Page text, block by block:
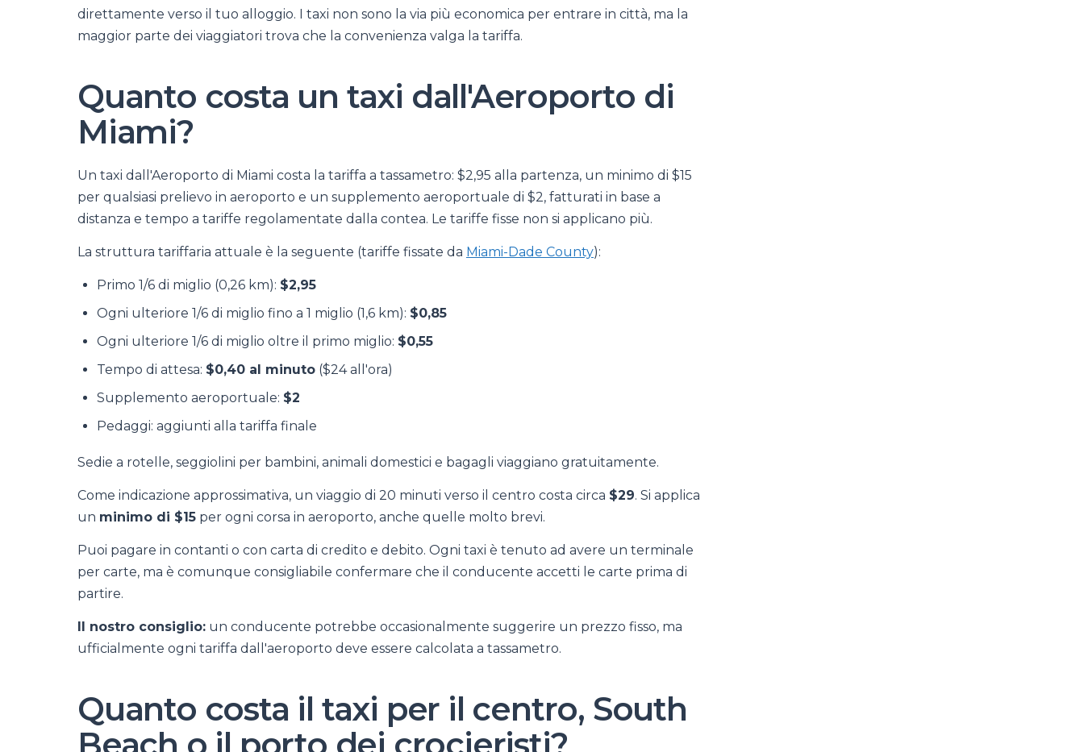
direttamente verso il tuo alloggio. I taxi non sono la via più economica per entrare in città, ma la
maggior parte dei viaggiatori trova che la convenienza valga la tariffa.
Quanto costa un taxi dall'Aeroporto di
Miami?
Un taxi dall'Aeroporto di Miami costa la tariffa a tassametro: $2,95 alla partenza, un minimo di $15
per qualsiasi prelievo in aeroporto e un supplemento aeroportuale di $2, fatturati in base a
distanza e tempo a tariffe regolamentate dalla contea. Le tariffe fisse non si applicano più.
La struttura tariffaria attuale è la seguente (tariffe fissate da Miami-Dade County):
Primo 1/6 di miglio (0,26 km): $2,95
Ogni ulteriore 1/6 di miglio fino a 1 miglio (1,6 km): $0,85
Ogni ulteriore 1/6 di miglio oltre il primo miglio: $0,55
Tempo di attesa: $0,40 al minuto ($24 all'ora)
Supplemento aeroportuale: $2
Pedaggi: aggiunti alla tariffa finale
Sedie a rotelle, seggiolini per bambini, animali domestici e bagagli viaggiano gratuitamente.
Come indicazione approssimativa, un viaggio di 20 minuti verso il centro costa circa $29. Si applica
un minimo di $15 per ogni corsa in aeroporto, anche quelle molto brevi.
Puoi pagare in contanti o con carta di credito e debito. Ogni taxi è tenuto ad avere un terminale
per carte, ma è comunque consigliabile confermare che il conducente accetti le carte prima di
partire.
Il nostro consiglio: un conducente potrebbe occasionalmente suggerire un prezzo fisso, ma
ufficialmente ogni tariffa dall'aeroporto deve essere calcolata a tassametro.
Quanto costa il taxi per il centro, South